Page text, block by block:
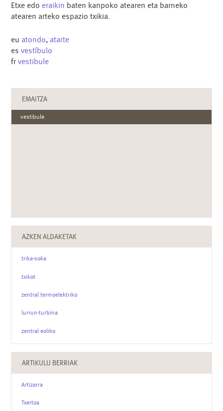
Etxe edo eraikin baten kanpoko atearen eta barneko
atearen arteko espazio txikia.
eu atondo, atarte
esvestíbulo
frvestibule
EMAITZA
vestibule
AZKEN ALDAKETAK
trika-soka
txikot
zentral termoelektriko
lurrun-turbina
zentral eoliko
ARTIKULU BERRIAK
Artizarra
Txertoa